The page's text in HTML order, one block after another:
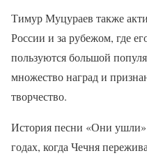
Тимур Муцураев также
России и за рубежом, где
пользуются большой
множество наград и
творчество.
История песни «Они ушли»
годах, когда Чечня